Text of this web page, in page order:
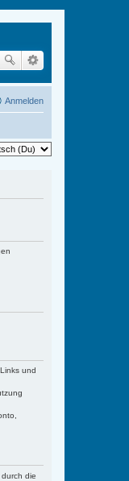
Anmelden
und
die